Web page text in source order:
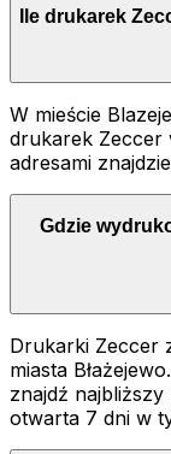
Ile drukarek
W mieście
drukarek Zeccer
adresami
Gdzie
Drukarki Zeccer
miasta
znajdź
otwarta 7 dni w